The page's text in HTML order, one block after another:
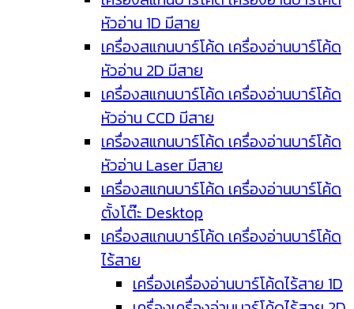
หัวอ่าน 1D มีสาย
เครื่องสแกนบาร์โค้ด เครื่องอ่านบาร์โค้ด
หัวอ่าน 2D มีสาย
เครื่องสแกนบาร์โค้ด เครื่องอ่านบาร์โค้ด
หัวอ่าน CCD มีสาย
เครื่องสแกนบาร์โค้ด เครื่องอ่านบาร์โค้ด
หัวอ่าน Laser มีสาย
เครื่องสแกนบาร์โค้ด เครื่องอ่านบาร์โค้ด
ตั้งโต๊ะ Desktop
เครื่องสแกนบาร์โค้ด เครื่องอ่านบาร์โค้ด
ไร้สาย
เครื่องเครื่องอ่านบาร์โค้ดไร้สาย 1D